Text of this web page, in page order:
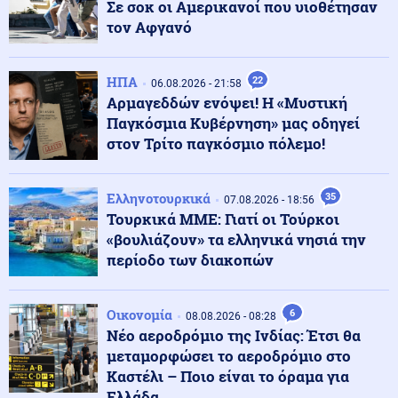
08.08.2026 - 19:08
Τζολάκης: Ντεμπούτο στη Χαλ ως βασικός κόντρα
στην Άιντραχτ
Κοινωνία 08.08.2026 - 19:03
08.08.2026 - 19:00
ΕΚΠΛΗΞΗ ΣΤΑ ΒΑΛΚΑΝΙΑ! Η Αλβανία παρουσίασε το
πρώτο τεθωρακισμένο όχημα εγχώριας ανάπτυξης/
παραγωγής
Υγεία 08.08.2026 - 18:54
Διαβήτης και παχυσαρκία: Οι κίνδυνοι των θεραπειών
στις υψηλές θερμοκρασίες
Σε σοκ οι Αμερικανοί που υιοθέτησαν
τον Αφγανό
ΗΠΑ 06.08.2026 - 21:58 22
Αρμαγεδδών ενόψει! Η «Μυστική
Παγκόσμια Κυβέρνηση» μας οδηγεί
στον Τρίτο παγκόσμιο πόλεμο!
Ελληνοτουρκικά 07.08.2026 - 18:56 35
Τουρκικά ΜΜΕ: Γιατί οι Τούρκοι
«βουλιάζουν» τα ελληνικά νησιά την
περίοδο των διακοπών
Οικονομία 08.08.2026 - 08:28 6
Νέο αεροδρόμιο της Ινδίας: Έτσι θα
μεταμορφώσει το αεροδρόμιο στο
Καστέλι – Ποιο είναι το όραμα για